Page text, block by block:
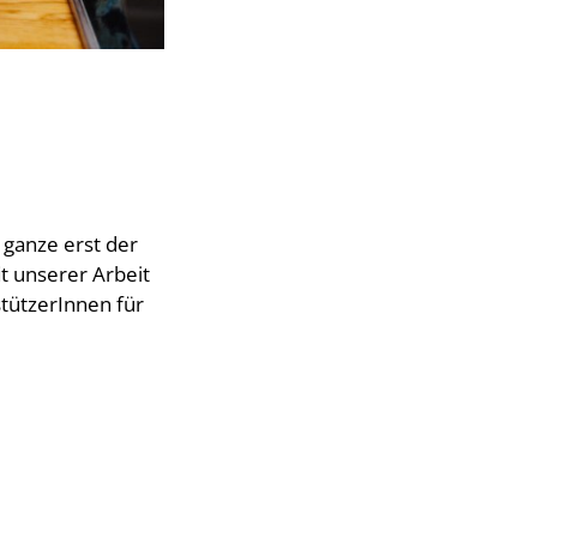
erst der
unserer Arbeit
für